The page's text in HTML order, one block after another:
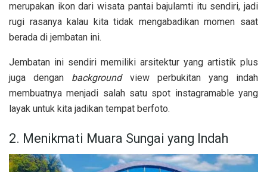
merupakan ikon dari wisata pantai bajulamti itu sendiri, jadi
rugi rasanya kalau kita tidak mengabadikan momen saat
berada di jembatan ini.
Jembatan ini sendiri memiliki arsitektur yang artistik plus
juga dengan backgroundview perbukitan yang indah
membuatnya menjadi salah satu spot instagramable yang
layak untuk kita jadikan tempat berfoto.
2. Menikmati Muara Sungai yang Indah